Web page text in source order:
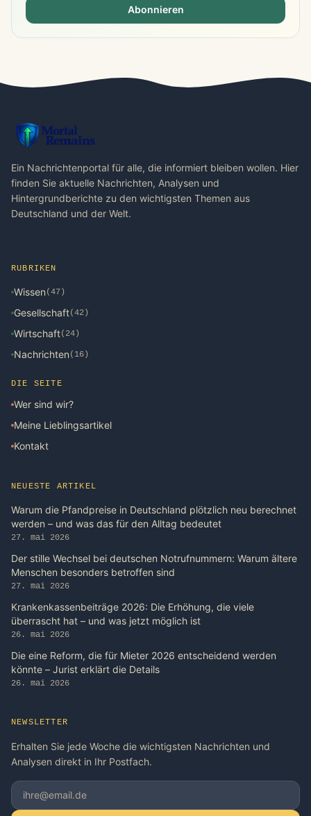
Abonnieren
Ein Nachrichtenportal für alle, die informiert bleiben wollen. Hier
finden Sie aktuelle Nachrichten, Analysen und
Hintergrundberichte zu den wichtigsten Themen aus
Deutschland und der Welt.
RUBRIKEN
Wissen (47)
Gesellschaft(42)
Wirtschaft(24)
Nachrichten (16)
DIE SEITE
Wer sind wir?
Meine Lieblingsartikel
Kontakt
NEUESTE ARTIKEL
Warum die Pfandpreise in Deutschland plötzlich neu berechnet
werden – und was das für den Alltag bedeutet
27. mai 2026
Der stille Wechsel bei deutschen Notrufnummern: Warum ältere
Menschen besonders betroffen sind
27. mai 2026
Krankenkassenbeiträge 2026: Die Erhöhung, die viele
überrascht hat – und was jetzt möglich ist
26. mai 2026
Die eine Reform, die für Mieter 2026 entscheidend werden
könnte – Jurist erklärt die Details
26. mai 2026
NEWSLETTER
Erhalten Sie jede Woche die wichtigsten Nachrichten und
Analysen direkt in Ihr Postfach.